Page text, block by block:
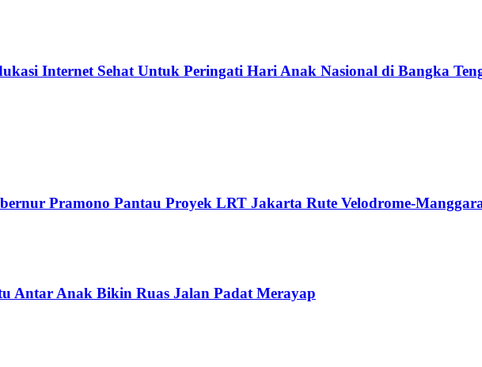
Internet Sehat Untuk Peringati Hari Anak Nasional di Bangka
Pramono Pantau Proyek LRT Jakarta Rute Velodrome-
Antar Anak Bikin Ruas Jalan Padat Merayap